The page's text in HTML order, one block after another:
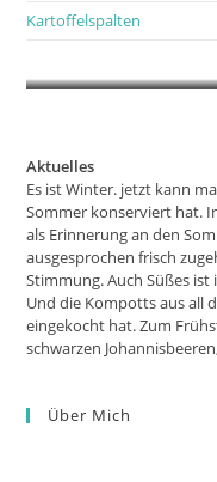
Kartoffelspalten
Aktuelles
Es ist Winter. jetzt kann
Sommer konserviert hat.
als Erinnerung an den
ausgesprochen frisch
Stimmung. Auch Süßes
Und die Kompotts aus all
eingekocht hat. Zum
schwarzen
Über Mich